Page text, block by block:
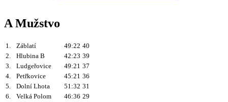
A Mužstvo
1. Záblatí 49:22 40
2.
Hlubina B 42:23 39
3.
Ludgeřovice 49:21 37
4.
Petřkovice 45:21 36
5.
Dolní Lhota 51:32 31
6.
Velká Polom 46:36 29